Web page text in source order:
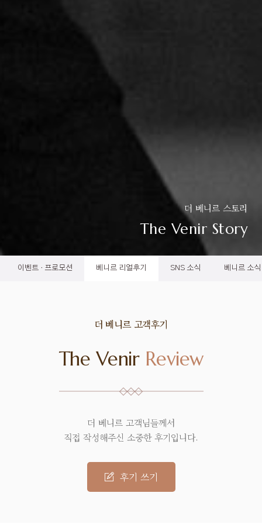
더 베니르 스토리
The Venir Story
이벤트 · 프로모션 베니르 리얼후기 SNS 소식 베니르 소식
더 베니르 고객후기
The Venir Review
더 베니르 고객님들께서
직접 작성해주신 소중한 후기입니다.
후기 쓰기